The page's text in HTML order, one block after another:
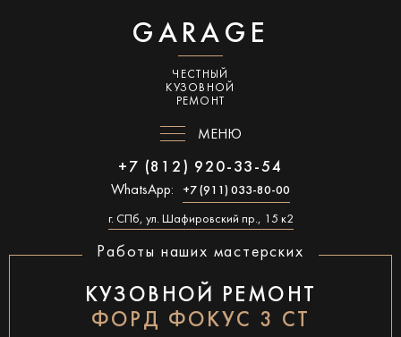
GARAGE
ЧЕСТНЫЙ
КУЗОВНОЙ
РЕМОНТ
МЕНЮ
+7 (812) 920-33-54
WhatsApp: +7 (911) 033-80-00
г. СПб, ул. Шафировский пр., 15 к2
Работы наших мастерских
КУЗОВНОЙ РЕМОНТ
ФОРД ФОКУС 3 СТ